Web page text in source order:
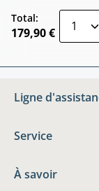
Total:
179,90 €
Ligne
Service
À savoir